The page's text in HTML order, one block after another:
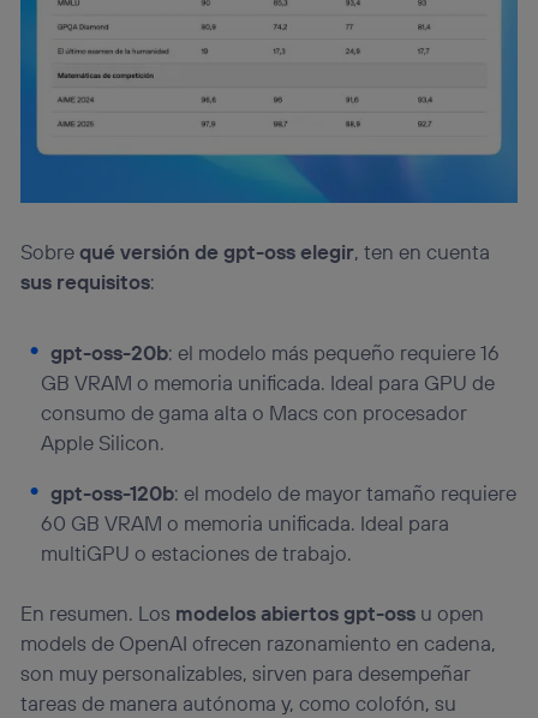
Sobrequé versión de gpt-oss elegir, ten en cuenta
sus requisitos:
gpt-oss-20b: el modelo más pequeño requiere 16
GB VRAM o memoria unificada. Ideal para GPU de
consumo de gama alta o Macs con procesador
Apple Silicon.
gpt-oss-120b: el modelo de mayor tamaño requiere
60 GB VRAM o memoria unificada. Ideal para
multiGPU o estaciones de trabajo.
En resumen. Los modelos abiertos gpt-oss u open
models de OpenAI ofrecen razonamiento en cadena,
son muy personalizables, sirven para desempeñar
tareas de manera autónoma y, como colofón, su